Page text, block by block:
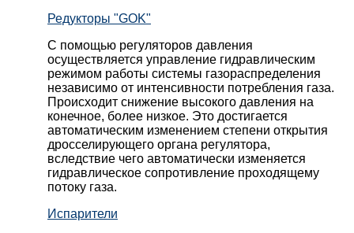
Редукторы "GOK"
С помощью регуляторов давления
осуществляется управление гидравлическим
режимом работы системы газораспределения
независимо от интенсивности потребления газа.
Происходит снижение высокого давления на
конечное, более низкое. Это достигается
автоматическим изменением степени открытия
дросселирующего органа регулятора,
вследствие чего автоматически изменяется
гидравлическое сопротивление проходящему
потоку газа.
Испарители